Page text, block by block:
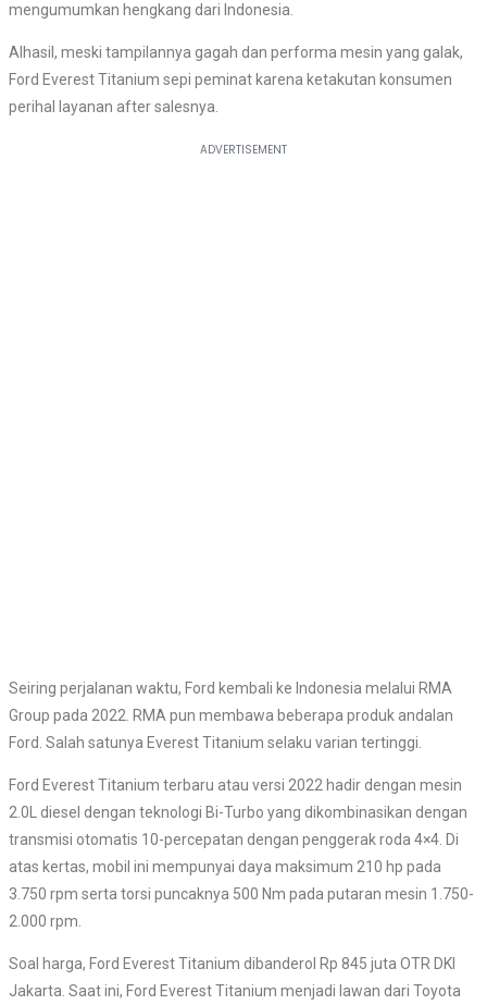
mengumumkan hengkang dari Indonesia.
Alhasil, meski tampilannya gagah dan performa mesin yang galak,
Ford Everest Titanium sepi peminat karena ketakutan konsumen
perihal layanan after salesnya.
Seiring perjalanan waktu, Ford kembali ke Indonesia melalui RMA
Group pada 2022. RMA pun membawa beberapa produk andalan
Ford. Salah satunya Everest Titanium selaku varian tertinggi.
Ford Everest Titanium terbaru atau versi 2022 hadir dengan mesin
2.0L diesel dengan teknologi Bi-Turbo yang dikombinasikan dengan
transmisi otomatis 10-percepatan dengan penggerak roda 4×4. Di
atas kertas, mobil ini mempunyai daya maksimum 210 hp pada
3.750 rpm serta torsi puncaknya 500 Nm pada putaran mesin 1.750-
2.000 rpm.
Soal harga, Ford Everest Titanium dibanderol Rp 845 juta OTR DKI
Jakarta. Saat ini, Ford Everest Titanium menjadi lawan dari Toyota